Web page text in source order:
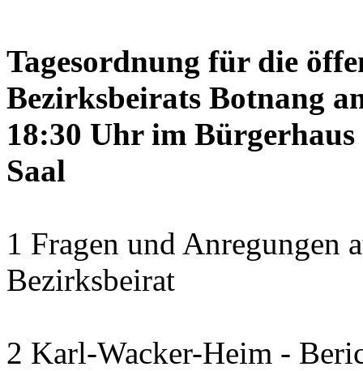
Tagesordnung für die
Bezirksbeirats Botnang
18:30 Uhr im
Saal
1 Fragen und Anregungen
Bezirksbeirat
2 Karl-Wacker-Heim -